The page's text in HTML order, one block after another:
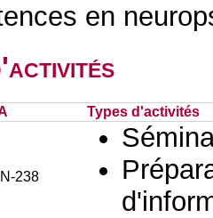
en
Types d'activités
238